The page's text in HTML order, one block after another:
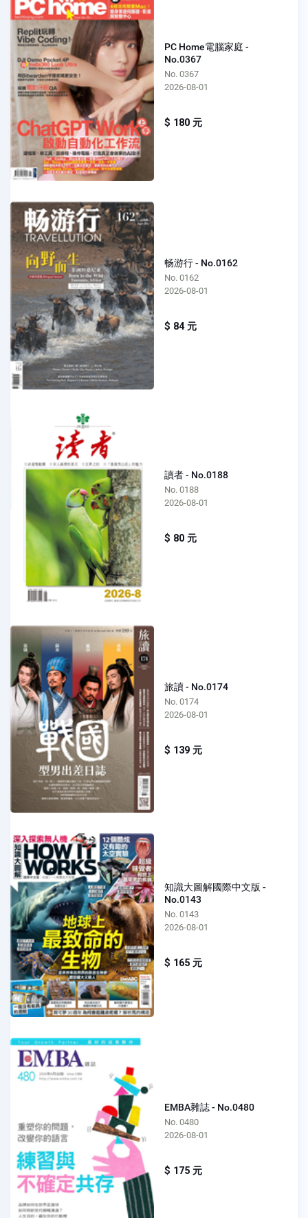
PC Home電腦家庭 -
No.0367
No. 0367
2026-08-01
$ 180 元
畅游行 - No.0162
No. 0162
2026-08-01
$ 84 元
讀者 - No.0188
No. 0188
2026-08-01
$ 80 元
旅讀 - No.0174
No. 0174
2026-08-01
$ 139 元
知識大圖解國際中文版 -
No.0143
No. 0143
2026-08-01
$ 165 元
EMBA雜誌 - No.0480
No. 0480
2026-08-01
$ 175 元